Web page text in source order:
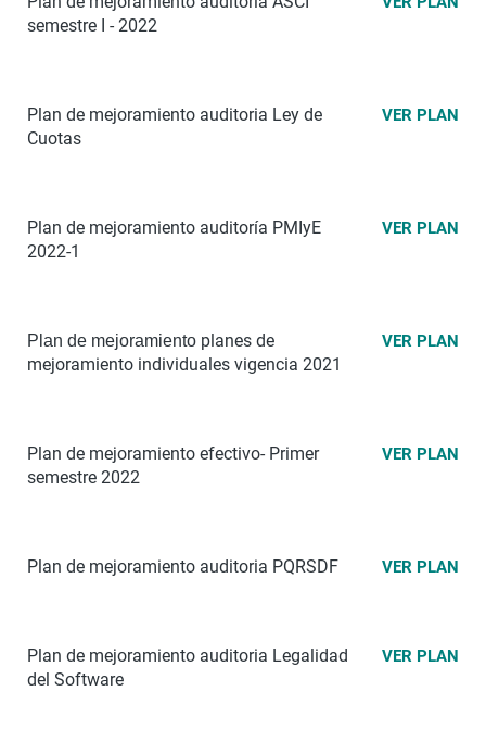
semestre I - 2022
Plan de mejoramiento auditoria Ley de
Cuotas
VER PLAN
Plan de mejoramiento auditoría PMIyE
2022-1
VER PLAN
Plan de mejoramiento planes de
mejoramiento individuales vigencia 2021
VER PLAN
Plan de mejoramiento efectivo- Primer
semestre 2022
VER PLAN
Plan de mejoramiento auditoria PQRSDF VER PLAN
Plan de mejoramiento auditoria Legalidad
del Software
VER PLAN